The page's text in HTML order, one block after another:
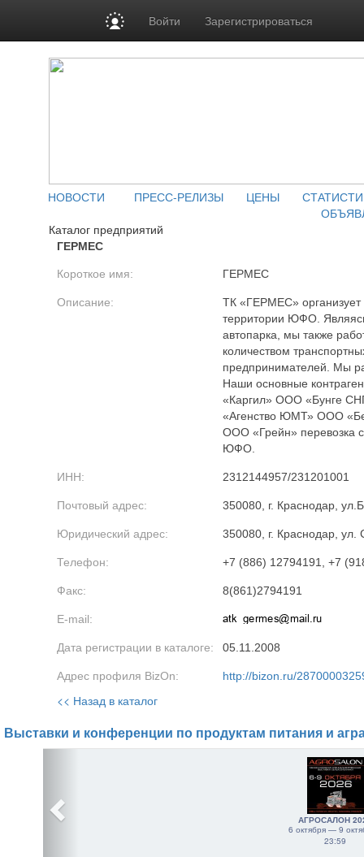
Войти Зарегистрироваться
НОВОСТИ ПРЕСС-РЕЛИЗЫ ЦЕНЫ
Каталог предприятий
ГЕРМЕС
Короткое имя: ГЕРМЕС
Описание:
ТК «ГЕРМЕС» организует
территории ЮФО.
автопарка, мы также
количеством
предпринимателей. Мы
Наши основные
«Каргил» ООО «Бунге
«Агенство ЮМТ» ООО
ООО «Грейн» перевозка
ЮФО.
ИНН: 2312144957/231201001
Почтовый адрес: 350080, г. Краснодар,
Юридический адрес: 350080, г. Краснодар, ул.
Телефон: +7 (886) 12794191, +7
Факс: 8(861)2794191
E-mail:
Дата регистрации в каталоге: 05.11.2008
Адрес профиля BizOn: http://bizon.ru/
<< Назад в каталог
Выставки и конференции по продуктам питания и
АГРОСАЛОН
6 октября — 9
23:59